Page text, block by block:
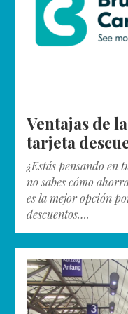
Ventajas de
tarjeta
¿Estás pensando en
no sabes cómo
es la mejor opción
descuentos….